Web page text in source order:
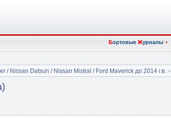
БортовыеЖурналы •
/ Nissan Datsun / Nissan Mistral / Ford Maverick до 2014 г.в. »